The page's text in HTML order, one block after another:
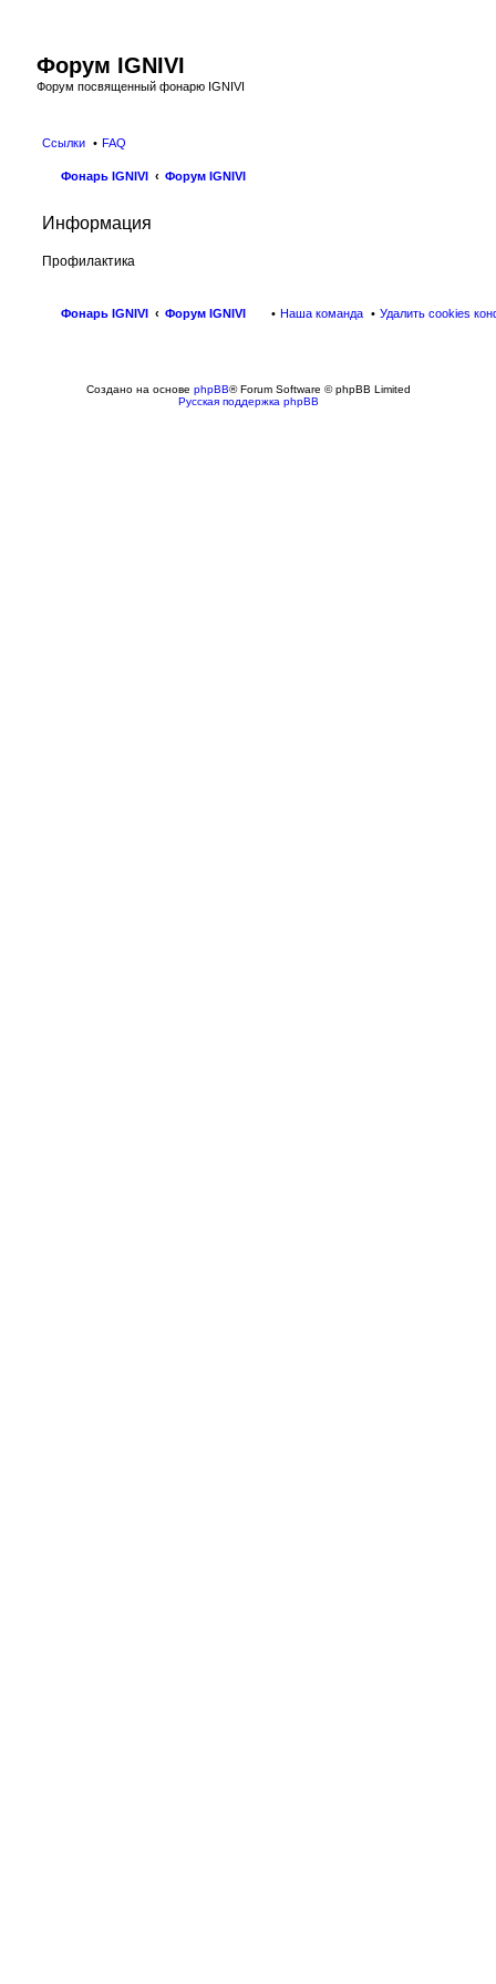
Форум IGNIVI
Форум посвященный фонарю IGNIVI
Ссылки FAQ
Фонарь IGNIVI Форум IGNIVI
Информация
Профилактика
Фонарь IGNIVI Форум IGNIVI Удалить cookies
Наша команда
Создано на основе phpBB® Forum Software © phpBB Limited
Русская поддержка phpBB